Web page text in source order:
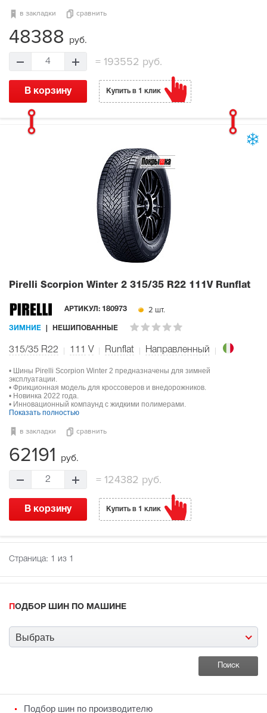
в закладки сравнить
48388 руб.
4 =193552 руб.
В корзину Купить в 1 клик
Pirelli Scorpion Winter 2 315/35 R22 111V Runflat
АРТИКУЛ: 180973 2 шт.
ЗИМНИЕ НЕШИПОВАННЫЕ
315/35 R22 111 V Runflat Направленный
• Шины Pirelli Scorpion Winter 2 предназначены для зимней
эксплуатации.
• Фрикционная модель для кроссоверов и внедорожников.
• Новинка 2022 года.
• Инновационный компаунд с жидкими полимерами.
Показать полностью
в закладки сравнить
62191 руб.
2 =124382 руб.
В корзину Купить в 1 клик
Страница: 1 из 1
ПОДБОР ШИН ПО МАШИНЕ
Выбрать
Подбор шин по производителю